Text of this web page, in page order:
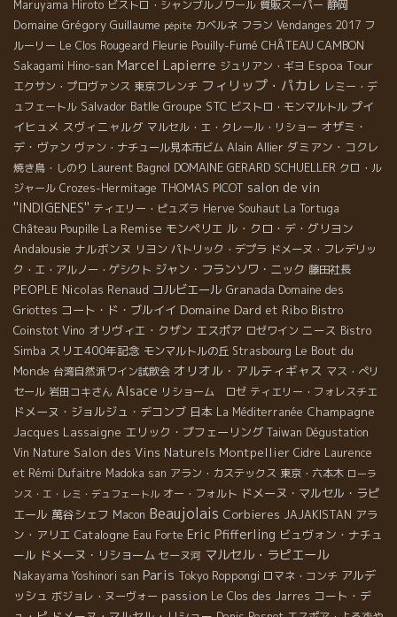
Maruyama Hiroto ビストロ・シャンブルノワール 質販スーパー 静岡
Domaine Grégory Guillaume pépite カベルネ フラン Vendanges 2017 フ
ルーリー Le Clos Rougeard Fleurie Pouilly-Fumé CHÂTEAU CAMBON
Sakagami Hino-san Marcel Lapierre ジュリアン・ギヨ Espoa Tour
エクサン・プロヴァンス 東京フレンチ フィリップ・パカレ レミー・デ
ュフェートル Salvador Batlle Groupe STC ビストロ・モンマルトル プイ
イヒュメ スヴィニャルグ マルセル・エ・クレール・リショー オザミ・
デ・ヴァン ヴァン・ナチュール見本市ビム Alain Allier ダミアン・コクレ
焼き鳥・しのり Laurent Bagnol DOMAINE GERARD SCHUELLER クロ・ル
ジャール Crozes-Hermitage THOMAS PICOT salon de vin
''INDIGENES'' ティエリー・ピュズラ Herve Souhaut La Tortuga
Château Poupille La Remise モンペリエ ル・クロ・デ・グリヨン
Andalousie ナルボンヌ リヨン パトリック・デプラ ドメーヌ・フレデリッ
ク・エ・アルノー・ゲシクト ジャン・フランソワ・ニック 藤田社長
PEOPLE Nicolas Renaud コルビエール Granada Domaine des
Griottes コート・ド・ブルイイ Domaine Dard et Ribo Bistro
Coinstot Vino オリヴィエ・クザン エスポア ロゼワイン ニース Bistro
Simba スリエ400年記念 モンマルトルの丘 Strasbourg Le Bout du
Monde 台湾自然派ワイン試飲会 オリオル・アルティギャス マス・ぺリ
セール 岩田コキさん Alsace リショーム ロゼ ティエリー・フォレスチエ
ドメーヌ・ジョルジュ・デコンブ 日本 La Méditerranée Champagne
Jacques Lassaigne エリック・プフェーリング Taiwan Dégustation
Vin Nature Salon des Vins Naturels Montpellier Cidre Laurence
et Rémi Dufaitre Madoka san アラン・カステックス 東京・六本木 ローラ
ンス・エ・レミ・デュフェートル オー・フォルト ドメーヌ・マルセル・ラピ
エール 萬谷シェフ Macon Beaujolais Corbieres JAJAKISTAN アラ
ン・アリエ Catalogne Eau Forte Eric Pfifferling ビュヴォン・ナチュ
ール ドメーヌ・リショーム セーヌ河 マルセル・ラピエール
Nakayama Yoshinori san Paris Tokyo Roppongi ロマネ・コンチ アルデ
ッシュ ボジョレ・ヌーヴォー passion Le Clos des Jarres コート・デ